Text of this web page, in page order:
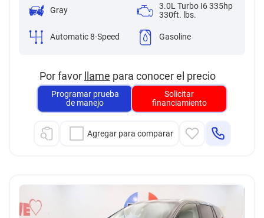
Gray
3.0L Turbo I6 335hp
330ft. lbs.
Automatic 8-Speed Gasoline
Por favor llame para conocer el precio
Programar prueba
de manejo
Solicitar
financiamiento
Agregar para comparar